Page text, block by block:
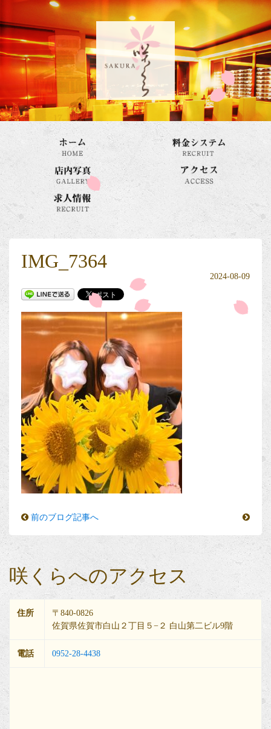
IMG_7364
2024-08-09
前のブログ記事へ
咲くらへのアクセス
住所
〒840-0826
佐賀県佐賀市白山２丁目５−２ 白山第二ビル9階
電話 0952-28-4438